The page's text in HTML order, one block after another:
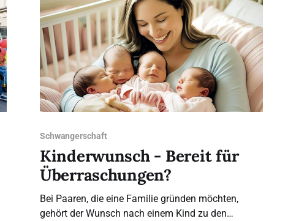
Schwangerschaft
Kinderwunsch - Bereit für
Überraschungen?
Bei Paaren, die eine Familie gründen möchten,
gehört der Wunsch nach einem Kind zu den